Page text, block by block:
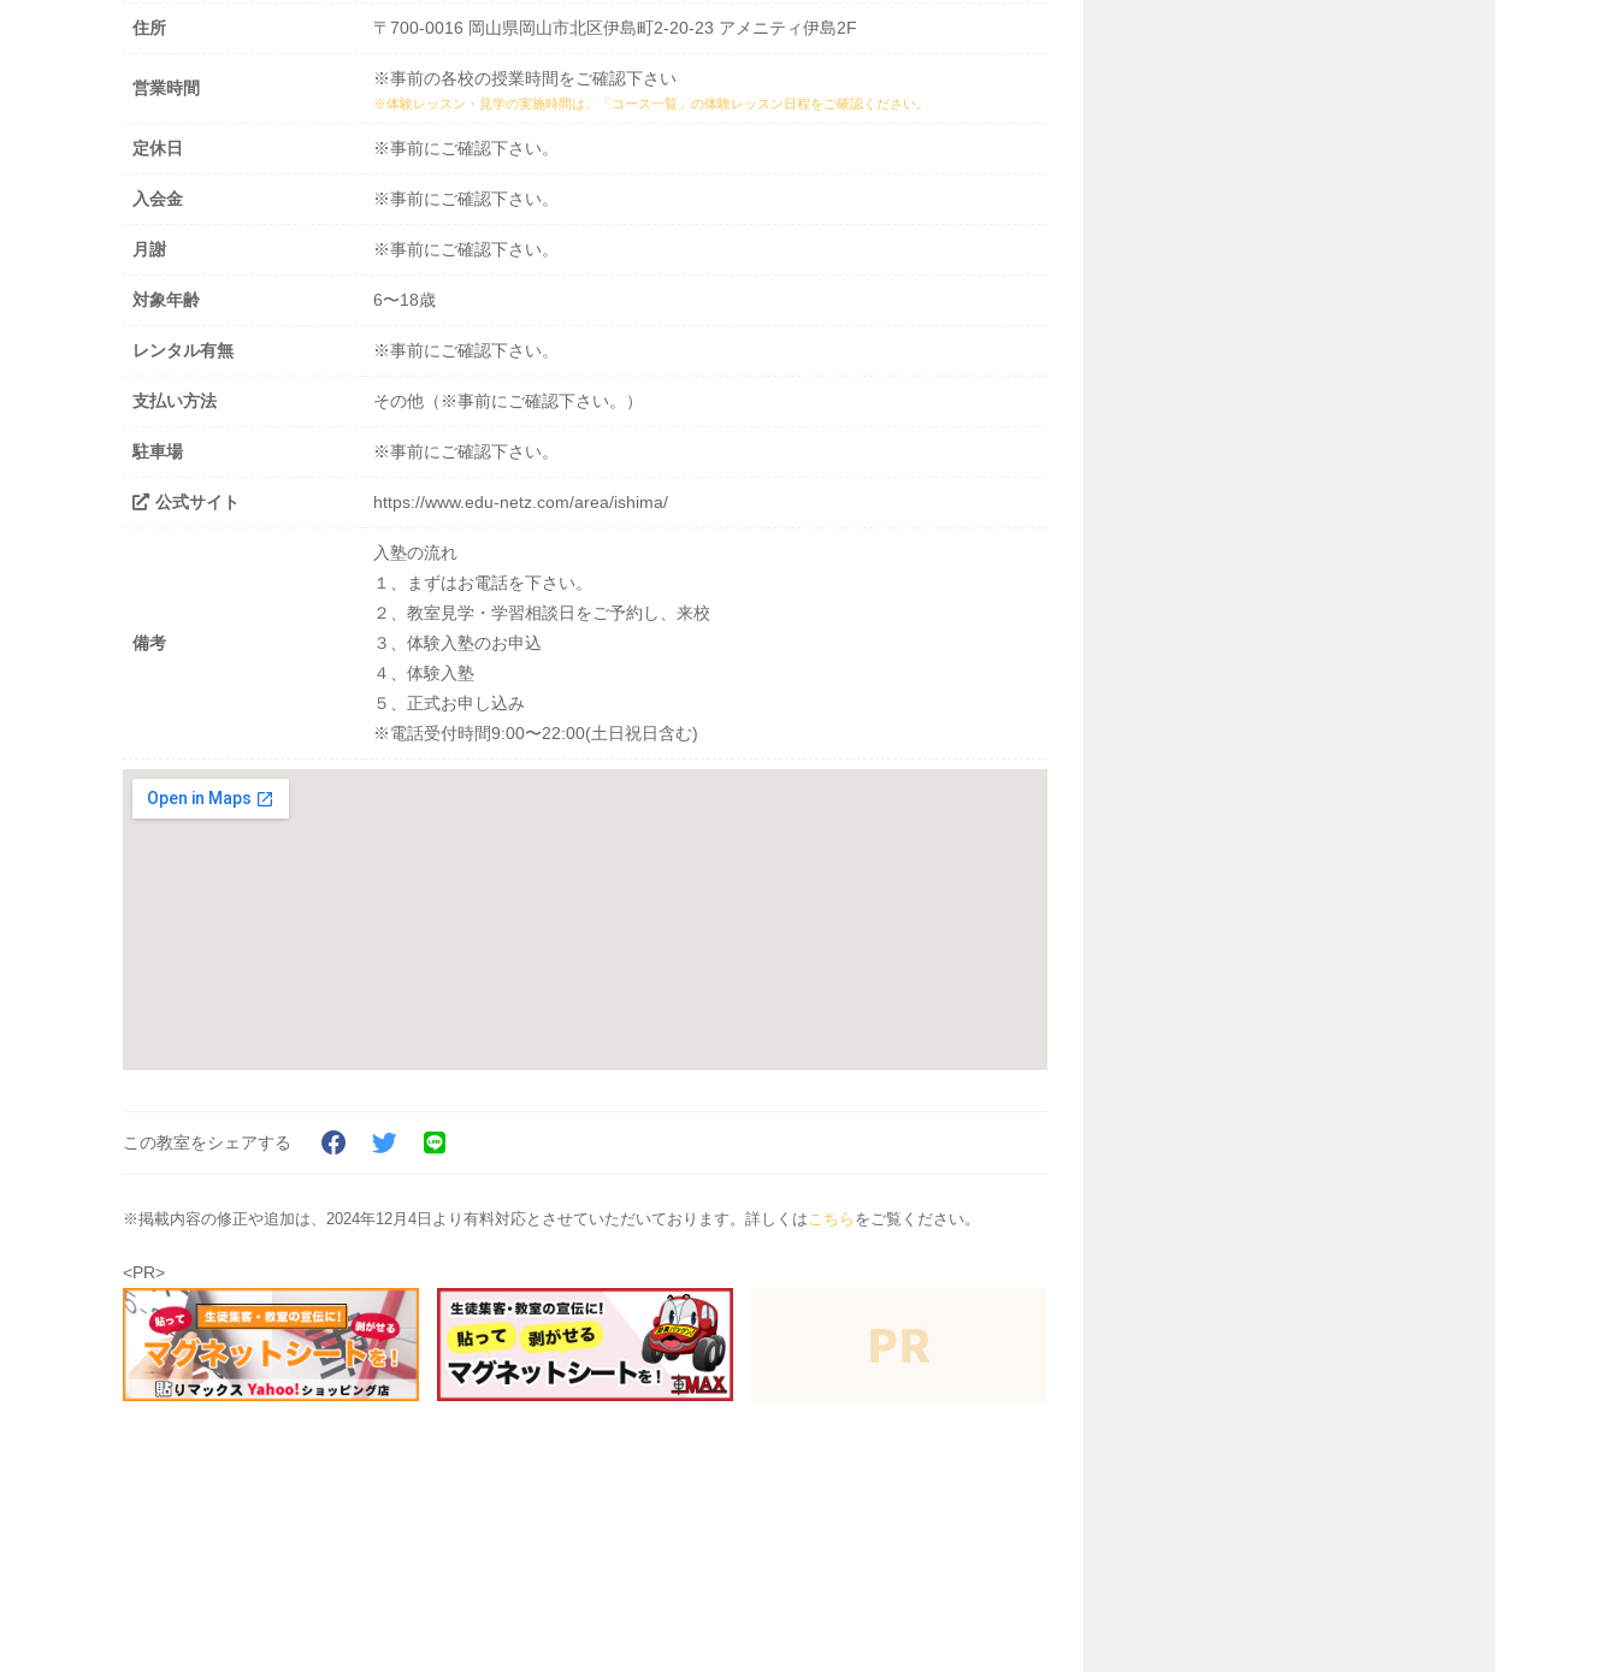
住所 〒700-0016 岡山県岡山市北区伊島町2-20-23 アメニティ伊島2F
営業時間 ※事前の各校の授業時間をご確認下さい
※体験レッスン・見学の実施時間は、 「コース一覧」の体験レッスン日程をご確認ください。
定休日 ※事前にご確認下さい。
入会金 ※事前にご確認下さい。
月謝 ※事前にご確認下さい。
対象年齢 6〜18歳
レンタル有無 ※事前にご確認下さい。
支払い方法 その他（※事前にご確認下さい。）
駐車場 ※事前にご確認下さい。
公式サイト https://www.edu-netz.com/area/ishima/
備考
入塾の流れ
１、まずはお電話を下さい。
２、教室見学・学習相談日をご予約し、来校
３、体験入塾のお申込
４、体験入塾
５、正式お申し込み
※電話受付時間9:00〜22:00(土日祝日含む)
この教室をシェアする
※掲載内容の修正や追加は、2024年12月4日より有料対応とさせていただいております。詳しくはこちら をご覧ください。
<PR>